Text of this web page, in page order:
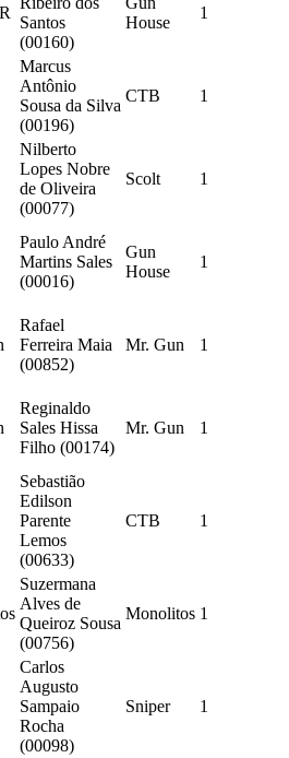
Santos
(00160)
House
1
Marcus
Antônio
Sousa da Silva
(00196)
CTB 1
Nilberto
Lopes Nobre
de Oliveira
(00077)
Scolt 1
Paulo André
Martins Sales
(00016)
Gun
House
1
Rafael
Ferreira Maia
(00852)
Mr. Gun 1
Reginaldo
Sales Hissa
Filho (00174)
Mr. Gun 1
Sebastião
Edilson
Parente
Lemos
(00633)
CTB 1
Suzermana
Alves de
Queiroz Sousa
(00756)
Monolitos 1
Carlos
Augusto
Sampaio
Rocha
(00098)
Sniper 1